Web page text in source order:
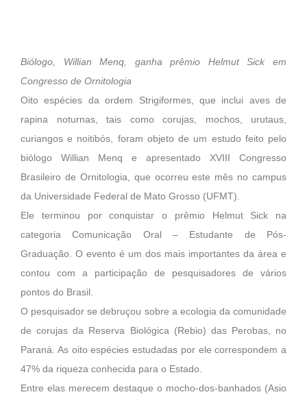
Biólogo, Willian Menq, ganha prêmio Helmut Sick em
Congresso de Ornitologia
Oito espécies da ordem Strigiformes, que inclui aves de
rapina noturnas, tais como corujas, mochos, urutaus,
curiangos e noitibós, foram objeto de um estudo feito pelo
biólogo Willian Menq e apresentado XVIII Congresso
Brasileiro de Ornitologia, que ocorreu este mês no campus
da Universidade Federal de Mato Grosso (UFMT).
Ele terminou por conquistar o prêmio Helmut Sick na
categoria Comunicação Oral – Estudante de Pós-
Graduação. O evento é um dos mais importantes da área e
contou com a participação de pesquisadores de vários
pontos do Brasil.
O pesquisador se debruçou sobre a ecologia da comunidade
de corujas da Reserva Biológica (Rebio) das Perobas, no
Paraná. As oito espécies estudadas por ele correspondem a
47% da riqueza conhecida para o Estado.
Entre elas merecem destaque o mocho-dos-banhados (Asio